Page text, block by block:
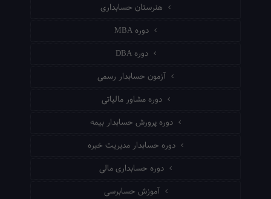
هنرستان حسابداری
دوره MBA
دوره DBA
آزمون حسابدار رسمی
دوره مشاور مالیاتی
دوره پرورش حسابدار بیمه
دوره حسابدار مدیریت خبره
دوره حسابداری مالی
آموزش حسابرسی